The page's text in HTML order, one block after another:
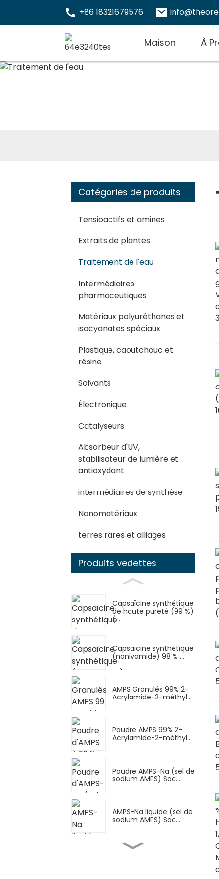
+86 18321679576
Maison À
Catégories de produits
Tensioactifs et amines
Extraits de plantes
Traitement de l'eau
Intermédiaires
pharmaceutiques
Matériaux polyuréthanes et
isocyanates spéciaux
Plastique, caoutchouc et
résine
Solvants
Électronique
Catalyseurs
Absorbeur d'UV,
stabilisateur de lumière et
antioxydant
intermédiaires de synthèse
Nanomatériaux
terres rares et alliages
Produits vedettes
Capsaïcine synthétique
de haute pureté (99 %)
(...
Capsaïcine synthétique
(nonivamide) 98 % ...
AMPS Granulés 99% 2-
Acrylamide-2-méthyl...
Poudre AMPS 99% 2-
Acrylamide-2-méthyl...
Poudre AMPS-Na (sel de
sodium AMPS) Sod...
AMPS-Na liquide (sel de
sodium AMPS) Sod...